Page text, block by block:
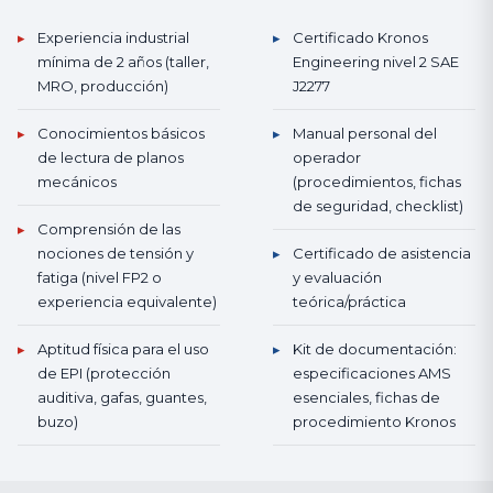
▸
Experiencia industrial
mínima de 2 años (taller,
MRO, producción)
▸
Conocimientos básicos
de lectura de planos
mecánicos
▸
Comprensión de las
nociones de tensión y
fatiga (nivel FP2 o
experiencia equivalente)
▸
Aptitud física para el uso
de EPI (protección
auditiva, gafas, guantes,
buzo)
▸
Certificado Kronos
Engineering nivel 2 SAE
J2277
▸
Manual personal del
operador
(procedimientos, fichas
de seguridad, checklist)
▸
Certificado de asistencia
y evaluación
teórica/práctica
▸
Kit de documentación:
especificaciones AMS
esenciales, fichas de
procedimiento Kronos